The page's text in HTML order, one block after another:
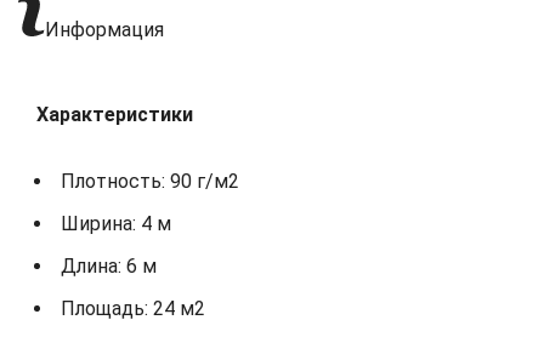
Информация
Характеристики
Плотность: 90 г/м2
Ширина: 4 м
Длина: 6 м
Площадь: 24 м2